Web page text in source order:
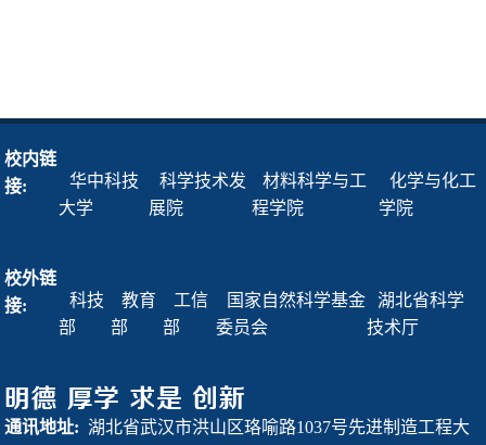
校内链
接:
华中科技
大学
科学技术发
展院
材料科学与工
程学院
化学与化工
学院
校外链
接:
科技
部
教育
部
工信
部
国家自然科学基金
委员会
湖北省科学
技术厅
通讯地址:湖北省武汉市洪山区珞喻路1037号先进制造工程大